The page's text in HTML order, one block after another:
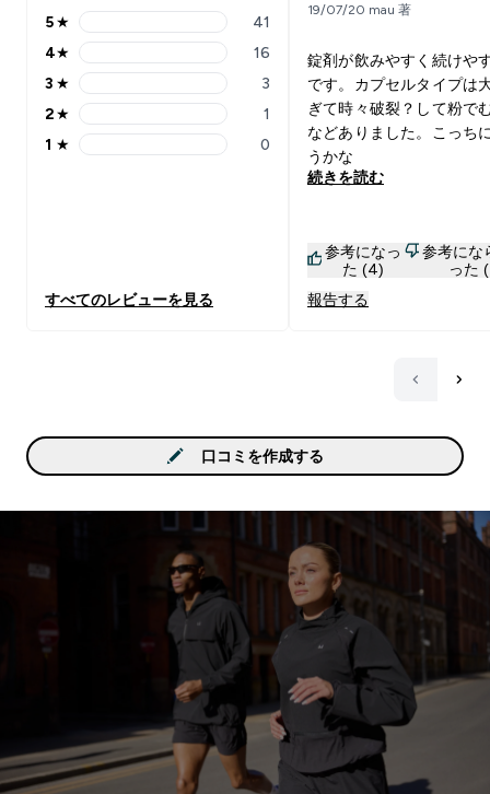
5 stars rating 41 reviews
5★ 41
4 stars rating 16 reviews
4★ 16
3 stars rating 3 reviews
3 ★ 3
2 stars rating 1 reviews
2★ 1
1 stars rating 0 reviews
1 ★ 0
すべてのレビューを見る
19/07/20 mau 著
錠剤が飲みやすく続けや
です。カプセルタイプは
ぎて時々破裂？して粉で
などありました。こっち
うかな
続きを読む
参考になっ
た (4)
参考にな
った
報告する
口コミを作成する